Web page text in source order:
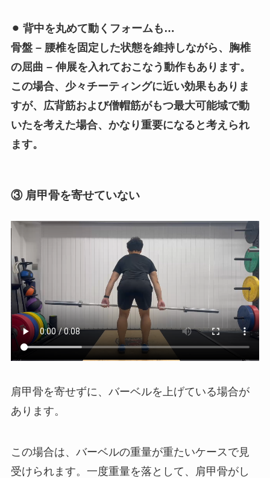
⚫︎ 背中を丸めて動くフォームも…
骨盤 – 腰椎を固定した状態を維持しながら、胸椎
の屈曲 – 伸展を入れておこなう動作もあります。
この場合、少々チーティングに近い効果もありま
すが、広背筋および僧帽筋がもつ最大可能域で動
いたを考えた場合、かなり重要になると考えられ
ます。
③ 肩甲骨を寄せていない
肩甲骨を寄せずに、バーベルを上げている場合が
あります。
この場合は、バーベルの重量が重たいケースで見
受けられます。一度重量を落として、肩甲骨がし